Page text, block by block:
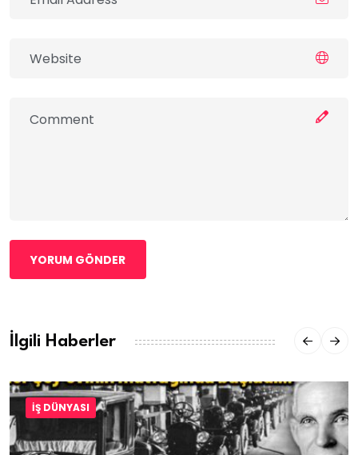
YORUM GÖNDER
İlgili Haberler
İŞ DÜNYASI